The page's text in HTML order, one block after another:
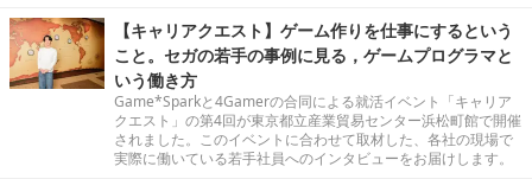
【キャリアクエスト】ゲーム作りを仕事にするという
こと。セガの若手の事例に見る，ゲームプログラマと
いう働き方
Game*Sparkと4Gamerの合同による就活イベント「キャリア
クエスト」の第4回が東京都立産業貿易センター浜松町館で開催
されました。このイベントに合わせて取材した、各社の現場で
実際に働いている若手社員へのインタビューをお届けします。